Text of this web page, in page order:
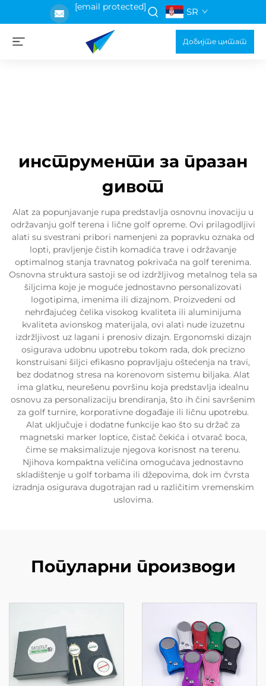
[email protected] SR
Добијте цитат
инструменти за празан
дивот
Alat za popunjavanje rupa predstavlja osnovnu inovaciju u
održavanju golf terena i lične golf opreme. Ovi prilagodljivi
alati su svestrani pribori namenjeni za popravku oznaka od
lopti, pravljenje čistih komadića trave i održavanje
optimalnog stanja travnatog pokrivača na golf terenima.
Osnovna struktura sastoji se od izdržljivog metalnog tela sa
šiljcima koje je moguće jednostavno personalizovati
logotipima, imenima ili dizajnom. Proizvedeni od
nehrđajućeg čelika visokog kvaliteta ili aluminijuma
kvaliteta avionskog materijala, ovi alati nude izuzetnu
izdržljivost uz lagani i prenosiv dizajn. Ergonomski dizajn
osigurava udobnu upotrebu tokom rada, dok precizno
konstruisani šiljci efikasno popravljaju oštećenja na travi,
bez dodatnog stresa na korenovom sistemu biljaka. Alat
ima glatku, neurešenu površinu koja predstavlja idealnu
osnovu za personalizaciju brendiranja, što ih čini savršenim
za golf turnire, korporativne događaje ili ličnu upotrebu.
Alat uključuje i dodatne funkcije kao što su držač za
magnetski marker loptice, čistač čekića i otvarač boca,
čime se maksimalizuje njegova korisnost na terenu.
Njihova kompaktna veličina omogućava jednostavno
skladištenje u golf torbama ili džepovima, dok im čvrsta
izradnja osigurava dugotrajan rad u različitim vremenskim
uslovima.
Популарни производи